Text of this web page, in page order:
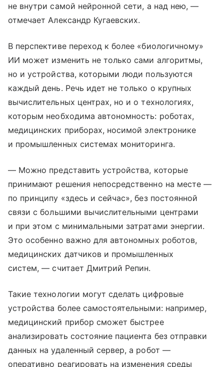
не внутри самой нейронной сети, а над нею, —
отмечает Александр Кугаевских.
В перспективе переход к более «биологичному»
ИИ может изменить не только сами алгоритмы,
но и устройства, которыми люди пользуются
каждый день. Речь идет не только о крупных
вычислительных центрах, но и о технологиях,
которым необходима автономность: роботах,
медицинских приборах, носимой электронике
и промышленных системах мониторинга.
— Можно представить устройства, которые
принимают решения непосредственно на месте —
по принципу «здесь и сейчас», без постоянной
связи с большими вычислительными центрами
и при этом с минимальными затратами энергии.
Это особенно важно для автономных роботов,
медицинских датчиков и промышленных
систем, — считает Дмитрий Репин.
Такие технологии могут сделать цифровые
устройства более самостоятельными: например,
медицинский прибор сможет быстрее
анализировать состояние пациента без отправки
данных на удаленный сервер, а робот —
оперативно реагировать на изменения среды